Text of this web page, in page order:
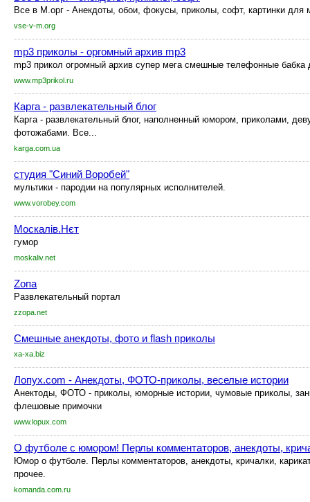
Все в М.орг - Анекдоты, обои, фокусы, приколы, софт, картинки для
vse-v-m.org
mp3 приколы - оргомный архив mp3
mp3 прикол огромный архив супер мега смешные телефонные бабка
www.mp3prikol.ru
Карга - развлекательный блог
Карга - развлекательный блог, наполненный юмором, приколами,
фотожабами. Все...
karga.com.ua
студия "Синий Воробей"
мультики - пародии на популярных исполнителей.
www.vorobey.com
Москалів.Нєт
гумор
moskaliv.net
Zопа
Развлекательный портал
zzopa.net
Смешные анекдоты, фото и flash приколы
xa-xa.biz
Лопух.com - Анекдоты, ФОТО-приколы, веселые истории
Анектоды, ФОТО - приколы, юморные истории, чумовые приколы,
флешовые примочки
www.lopux.com
О футболе с юмором! Перлы комментаторов, анекдоты,
Юмор о футболе. Перлы комментаторов, анекдоты, кричалки,
прочее.
komanda.com.ru